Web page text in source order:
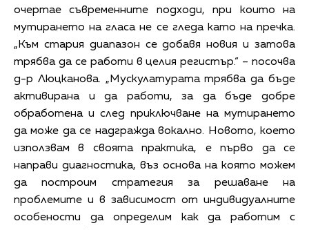
очертае съвременните подходи, при които на
мутирането на гласа не се гледа като на пречка.
„Към стария диапазон се добавя новия и затова
трябва да се работи в целия регистър.“ – посочва
д-р Люцканова. „Мускулатурата трябва да бъде
активирана и да работи, за да бъде добре
обработена и след приключване на мутирането
да може да се надгражда вокално. Новото, което
използвам в своята практика, е първо да се
направи диагностика, въз основа на която можем
да построим стратегия за решаване на
проблемите и в зависимост от индивидуалните
особености да определим как да работим с